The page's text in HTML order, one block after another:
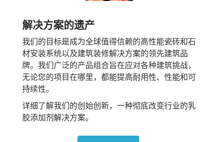
解决方案的遗产
我们的目标是成为全球值得信赖的高性能瓷砖和石
材安装系统以及建筑装修解决方案的领先建筑品
牌。我们广泛的产品组合旨在应对各种建筑挑战，
无论您的项目在哪里，都能提高耐用性、性能和可
持续性。
详细了解我们的创始创新，一种彻底改变行业的乳
胶添加剂解决方案。